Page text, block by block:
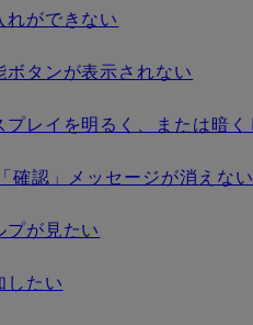
れができない
ボタンが表示されない
レイを明るく、または暗く
確認」メッセージが消えない
プが見たい
したい